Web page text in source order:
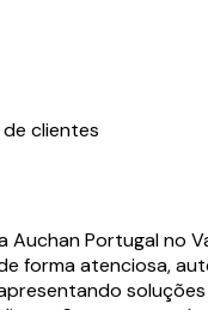
clientes
Portugal no
forma atenciosa,